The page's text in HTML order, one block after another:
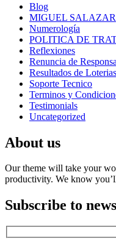
Blog
MIGUEL SALAZAR
Numerología
POLITICA DE
Reflexiones
Renuncia de
Resultados de
Soporte Tecnico
Terminos y
Testimonials
Uncategorized
About us
Our theme will take your
productivity. We know
Subscribe to